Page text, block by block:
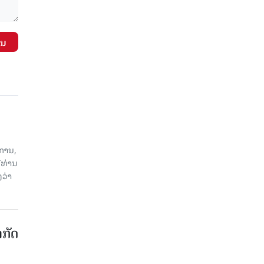
ານ,
ານ
າ
ດ